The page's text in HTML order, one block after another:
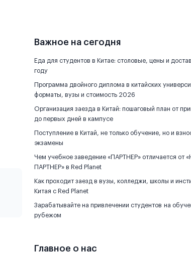
Важное на сегодня
Еда для студентов в Китае: столовые, цены и
году
Программа двойного диплома в китайских
форматы, вузы и стоимость 2026
Организация заезда в Китай: пошаговый план от
до первых дней в кампусе
Поступление в Китай, не только обучение, но и
экзамены
Чем учебное заведение «ПАРТНЕР» отличается от
ПАРТНЕР» в Red Planet
Как проходит заезд в вузы, колледжи, школы и
Китая с Red Planet
Зарабатывайте на привлечении студентов на
рубежом
Главное о нас